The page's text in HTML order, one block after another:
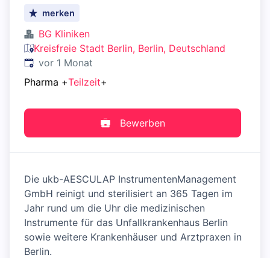
merken
BG Kliniken
Kreisfreie Stadt Berlin, Berlin, Deutschland
Veröffentlicht:
vor 1 Monat
Pharma +Teilzeit+
Bewerben
Die ukb-AESCULAP InstrumentenManagement
GmbH reinigt und sterilisiert an 365 Tagen im
Jahr rund um die Uhr die medizinischen
Instrumente für das Unfallkrankenhaus Berlin
sowie weitere Krankenhäuser und Arztpraxen in
Berlin.